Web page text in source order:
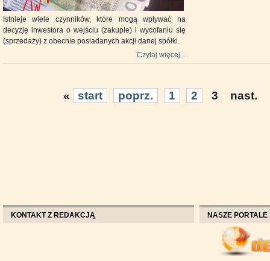
Istnieje wiele czynników, które mogą wpływać na
decyzję inwestora o wejściu (zakupie) i wycofaniu się
(sprzedaży) z obecnie posiadanych akcji danej spółki.
Czytaj więcej...
« start poprz. 1 2 3 nast.
KONTAKT Z REDAKCJĄ NASZE PORTALE